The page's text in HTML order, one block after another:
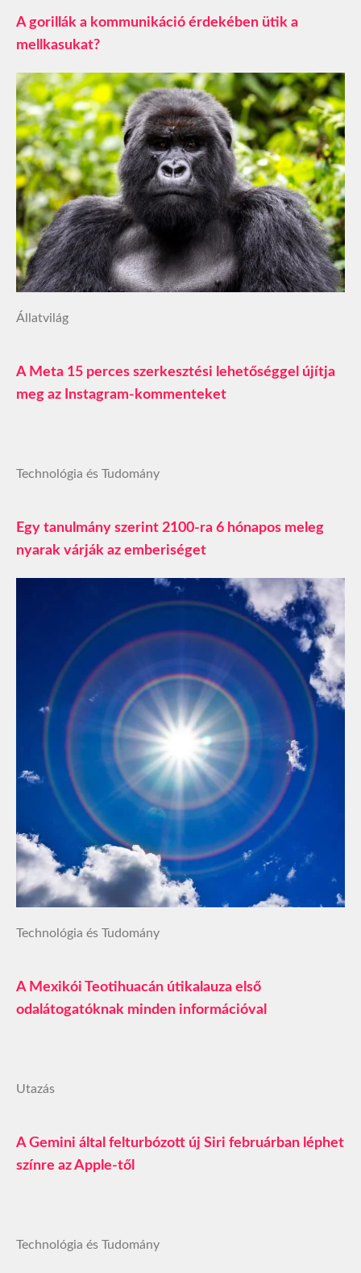
A gorillák a kommunikáció érdekében ütik a
mellkasukat?
Állatvilág
A Meta 15 perces szerkesztési lehetőséggel újítja
meg az Instagram-kommenteket
Technológia és Tudomány
Egy tanulmány szerint 2100-ra 6 hónapos meleg
nyarak várják az emberiséget
Technológia és Tudomány
A Mexikói Teotihuacán útikalauza első
odalátogatóknak minden információval
Utazás
A Gemini által felturbózott új Siri februárban léphet
színre az Apple-től
Technológia és Tudomány